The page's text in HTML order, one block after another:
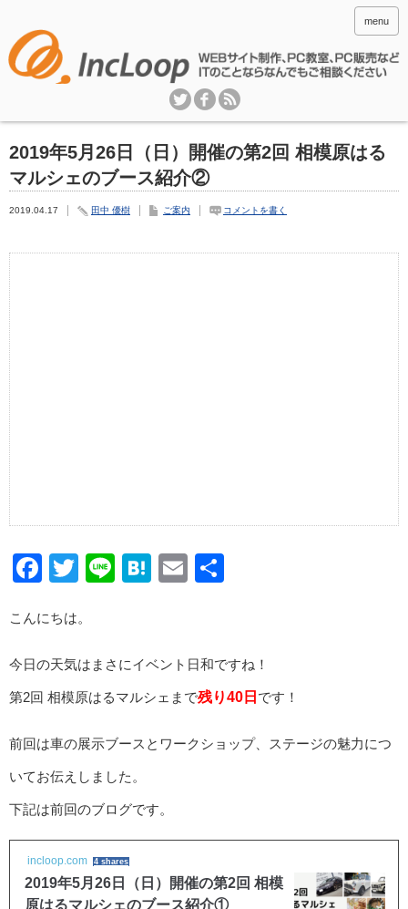
menu
2019年5月26日（日）開催の第2回 相模原はる
マルシェのブース紹介②
2019.04.17 田中 優樹 ご案内 コメントを書く
Facebook
Twitter
LineHatena
Email
こんにちは。
今日の天気はまさにイベント日和ですね！
第2回 相模原はるマルシェまで残り40日 です！
前回は車の展示ブースとワークショップ、ステージの魅力につ
いてお伝えしました。
下記は前回のブログです。
incloop.com 4 shares
2019年5月26日（日）開催の第2回 相模
原はるマルシェのブース紹介①